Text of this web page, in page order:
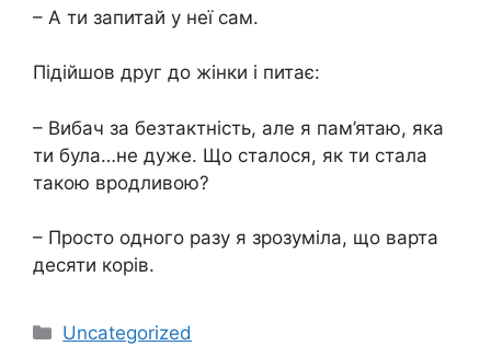
– А ти запитай у неї сам.
Підійшов друг до жінки і питає:
– Вибач за безтактність, але я пам’ятаю, яка
ти була…не дуже. Що сталося, як ти стала
такою вродливою?
– Просто одного разу я зрозуміла, що варта
десяти корів.
Категорії
Uncategorized